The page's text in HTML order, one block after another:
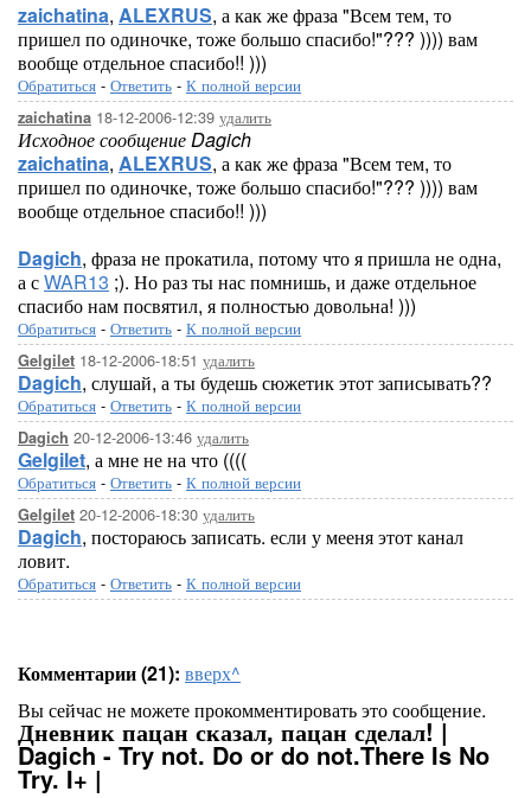
zaichatina, ALEXRUS, а как же фраза "Всем тем, то
пришел по одиночке, тоже большо спасибо!"??? )))) вам
вообще отдельное спасибо!! )))
Обратиться - Ответить - К полной версии
zaichatina 18-12-2006-12:39 удалить
Исходное сообщение Dagich
zaichatina, ALEXRUS, а как же фраза "Всем тем, то
пришел по одиночке, тоже большо спасибо!"??? )))) вам
вообще отдельное спасибо!! )))
Dagich, фраза не прокатила, потому что я пришла не одна,
а сWAR13 ;). Но раз ты нас помнишь, и даже отдельное
спасибо нам посвятил, я полностью довольна! )))
Обратиться - Ответить - К полной версии
Gelgilet 18-12-2006-18:51 удалить
Dagich, слушай, а ты будешь сюжетик этот записывать??
Обратиться - Ответить - К полной версии
Dagich 20-12-2006-13:46 удалить
Gelgilet, а мне не на что ((((
Обратиться - Ответить - К полной версии
Gelgilet 20-12-2006-18:30 удалить
Dagich, постораюсь записать. если у мееня этот канал
ловит.
Обратиться - Ответить - К полной версии
Комментарии (21): вверх^
Вы сейчас не можете прокомментировать это сообщение.
Дневник пацан сказал, пацан сделал! |
Dagich - Try not. Do or do not.There Is No
Try. I+ |